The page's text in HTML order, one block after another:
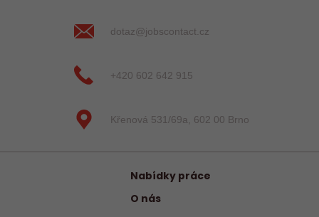
dotaz@jobscontact.cz
+420 602 642 915
Křenová 531/69a, 602 00 Brno
Nabídky práce
O nás